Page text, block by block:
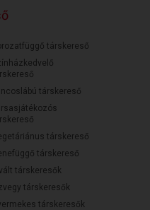
társkereső
társkereső
társkereső
társkereső
társkeresők
társkeresők
társkeresők